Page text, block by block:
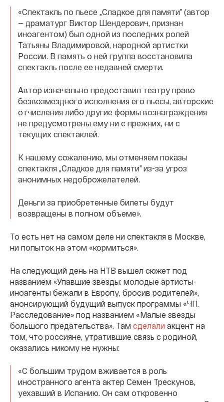
«Спектакль по пьесе „Сладкое для памяти” (автор
— драматург Виктор Шендерович, признан
иноагентом) был одной из последних ролей
Татьяны Владимировой, народной артистки
России. В память о ней группа восстановила
спектакль после ее недавней смерти.
Автор изначально предоставил театру право
безвозмездного исполнения его пьесы, авторские
отчисления либо другие формы вознаграждения
не предусмотрены ему ни с прежних, ни с
текущих спектаклей.
К нашему сожалению, мы отменяем показы
спектакля „Сладкое для памяти” из-за угроз
анонимных недоброжелателей.
Деньги за приобретенные билеты будут
возвращены в полном объеме».
То есть нет на самом деле ни спектакля в Москве,
ни попыток на этом «кормиться».
На следующий день на НТВ вышел сюжет под
названием «Упавшие звезды: молодые артисты-
иноагенты бежали в Европу, бросив родителей»,
анонсирующий будущий выпуск программы «ЧП.
Расследование» под названием «Малые звезды
большого предательства». Там сделали акцент на
том, что россияне, утратившие связь с родиной,
оказались никому не нужны:
«С большим трудом вживается в роль
иностранного агента актер Семен Трескунов,
уехавший в Испанию. Он сам откровенно